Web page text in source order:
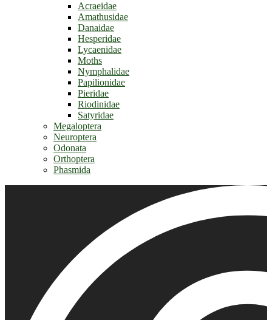
Acraeidae
Amathusidae
Danaidae
Hesperidae
Lycaenidae
Moths
Nymphalidae
Papilionidae
Pieridae
Riodinidae
Satyridae
Megaloptera
Neuroptera
Odonata
Orthoptera
Phasmida